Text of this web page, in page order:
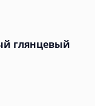
глянцевый